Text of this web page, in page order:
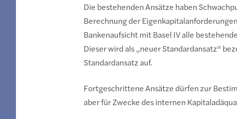
Die bestehenden Ansätze haben
Berechnung der
Bankenaufsichtmit Basel IV alle
Dieser wird als „neuer Standardansatz“
Standardansatz auf.
Fortgeschrittene Ansätze dürfen zur
aber für Zwecke des internen